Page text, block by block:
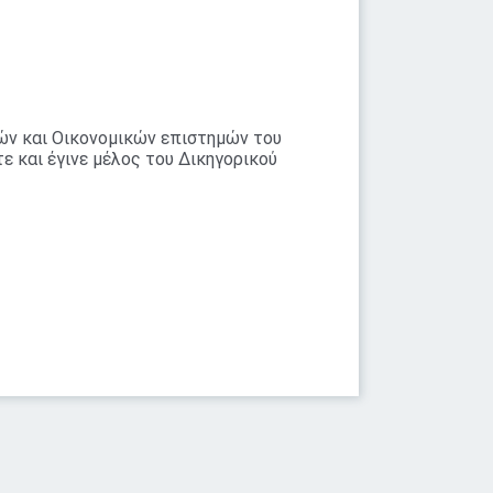
και Οικονομικών επιστημών του
έγινε μέλος του Δικηγορικού